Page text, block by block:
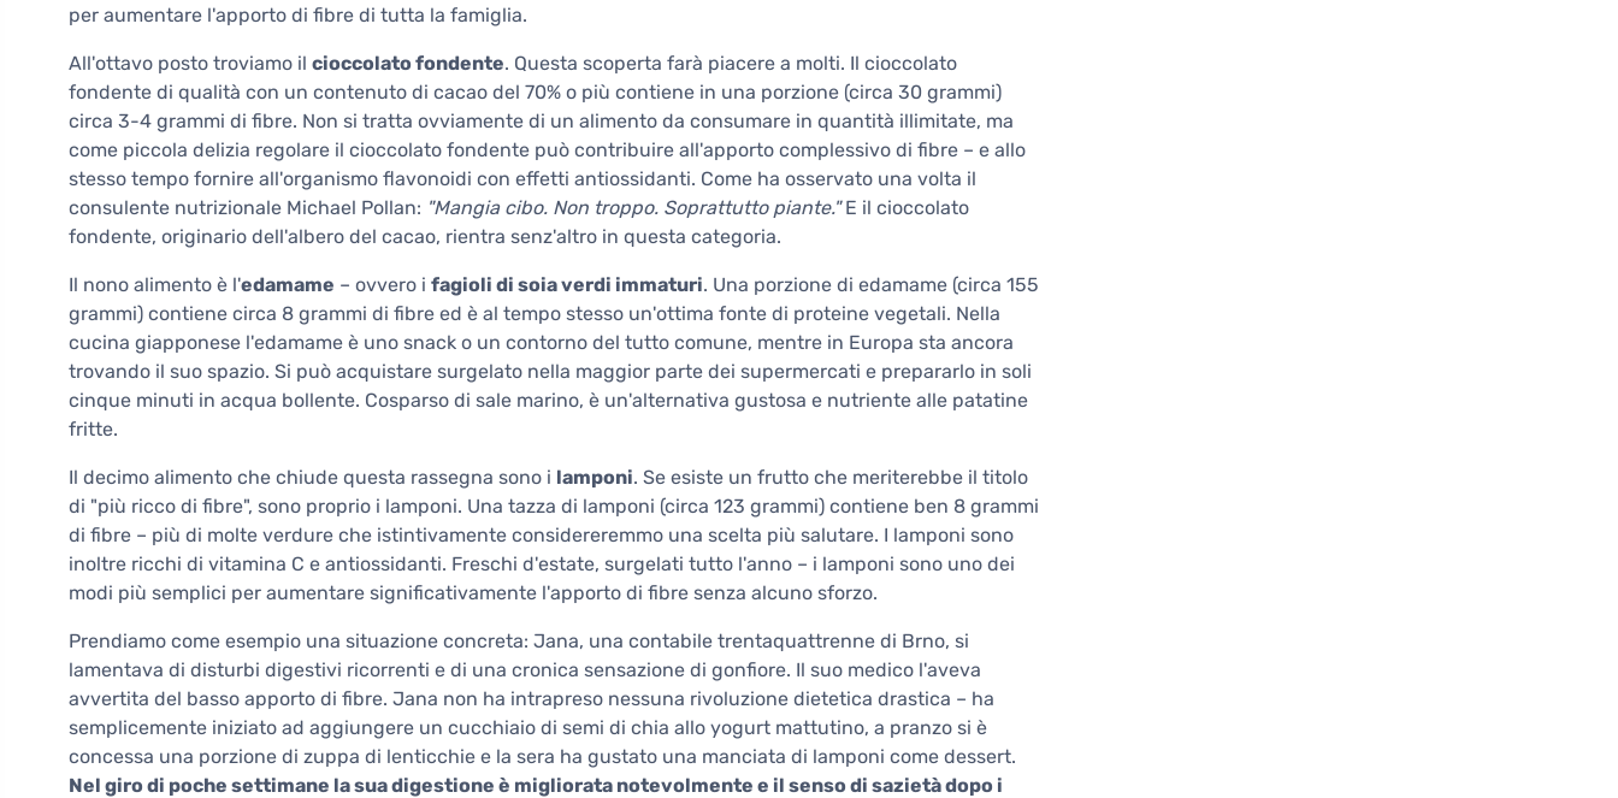
per aumentare l'apporto di fibre di tutta la famiglia.
All'ottavo posto troviamo il cioccolato fondente. Questa scoperta farà piacere a molti. Il cioccolato
fondente di qualità con un contenuto di cacao del 70% o più contiene in una porzione (circa 30 grammi)
circa 3-4 grammi di fibre. Non si tratta ovviamente di un alimento da consumare in quantità illimitate, ma
come piccola delizia regolare il cioccolato fondente può contribuire all'apporto complessivo di fibre – e allo
stesso tempo fornire all'organismo flavonoidi con effetti antiossidanti. Come ha osservato una volta il
consulente nutrizionale Michael Pollan: "Mangia cibo. Non troppo. Soprattutto piante."E il cioccolato
fondente, originario dell'albero del cacao, rientra senz'altro in questa categoria.
Il nono alimento è l'edamame – ovvero i fagioli di soia verdi immaturi. Una porzione di edamame (circa 155
grammi) contiene circa 8 grammi di fibre ed è al tempo stesso un'ottima fonte di proteine vegetali. Nella
cucina giapponese l'edamame è uno snack o un contorno del tutto comune, mentre in Europa sta ancora
trovando il suo spazio. Si può acquistare surgelato nella maggior parte dei supermercati e prepararlo in soli
cinque minuti in acqua bollente. Cosparso di sale marino, è un'alternativa gustosa e nutriente alle patatine
fritte.
Il decimo alimento che chiude questa rassegna sono i lamponi. Se esiste un frutto che meriterebbe il titolo
di "più ricco di fibre", sono proprio i lamponi. Una tazza di lamponi (circa 123 grammi) contiene ben 8 grammi
di fibre – più di molte verdure che istintivamente considereremmo una scelta più salutare. I lamponi sono
inoltre ricchi di vitamina C e antiossidanti. Freschi d'estate, surgelati tutto l'anno – i lamponi sono uno dei
modi più semplici per aumentare significativamente l'apporto di fibre senza alcuno sforzo.
Prendiamo come esempio una situazione concreta: Jana, una contabile trentaquattrenne di Brno, si
lamentava di disturbi digestivi ricorrenti e di una cronica sensazione di gonfiore. Il suo medico l'aveva
avvertita del basso apporto di fibre. Jana non ha intrapreso nessuna rivoluzione dietetica drastica – ha
semplicemente iniziato ad aggiungere un cucchiaio di semi di chia allo yogurt mattutino, a pranzo si è
concessa una porzione di zuppa di lenticchie e la sera ha gustato una manciata di lamponi come dessert.
Nel giro di poche settimane la sua digestione è migliorata notevolmente e il senso di sazietà dopo i